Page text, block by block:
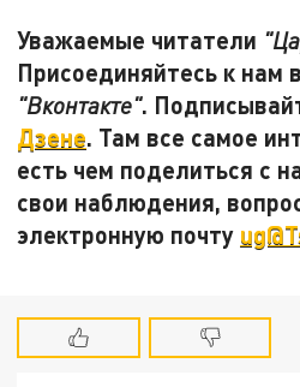
Уважаемые читатели
Присоединяйтесь к нам
"Вконтакте".
Дзене. Там все самое
есть чем поделиться с
свои наблюдения,
электронную почту